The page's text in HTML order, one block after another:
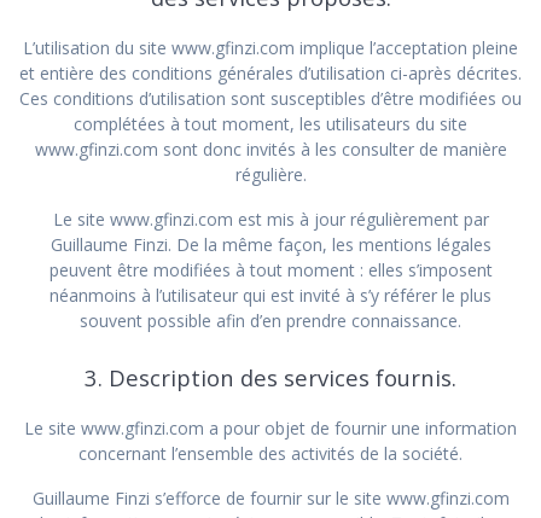
L’utilisation du site www.gfinzi.com implique l’acceptation pleine
et entière des conditions générales d’utilisation ci-après décrites.
Ces conditions d’utilisation sont susceptibles d’être modifiées ou
complétées à tout moment, les utilisateurs du site
www.gfinzi.com sont donc invités à les consulter de manière
régulière.
Le site www.gfinzi.com est mis à jour régulièrement par
Guillaume Finzi. De la même façon, les mentions légales
peuvent être modifiées à tout moment : elles s’imposent
néanmoins à l’utilisateur qui est invité à s’y référer le plus
souvent possible afin d’en prendre connaissance.
3. Description des services fournis.
Le site www.gfinzi.com a pour objet de fournir une information
concernant l’ensemble des activités de la société.
Guillaume Finzi s’efforce de fournir sur le site www.gfinzi.com